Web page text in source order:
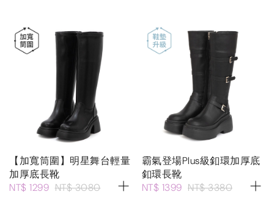
【加寬筒圍】明星舞台輕量
加厚底長靴
NT$ 1299 NT$ 3080
霸氣登場Plus級釦環加厚底
釦環長靴
NT$ 1399 NT$ 3380